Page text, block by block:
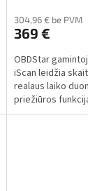
304,96 € be PVM
369 €
OBDStar
iScan leidžia
realaus laiko
priežiūros